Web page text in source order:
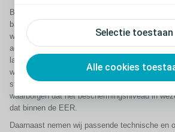
Selectie toestaan
Alle cookies
Binnen de Coloplast-groep worden
basis van bindende bedrijfsvoorschriften.
worden doorgegeven aan derden buiten de EER
adequaatheidsbesluit van de Europese
land bestaat of daarop geen beroep kan
waar vereist, gebruik van door de Europese
standaardcontractbepalingen of andere
waarborgen dat het beschermingsniveau in
dat binnen de EER.
Daarnaast nemen wij passende technische en